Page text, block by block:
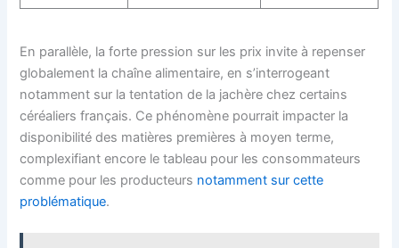
En parallèle, la forte pression sur les prix invite à repenser
globalement la chaîne alimentaire, en s’interrogeant
notamment sur la tentation de la jachère chez certains
céréaliers français. Ce phénomène pourrait impacter la
disponibilité des matières premières à moyen terme,
complexifiant encore le tableau pour les consommateurs
comme pour les producteurs notamment sur cette
problématique.